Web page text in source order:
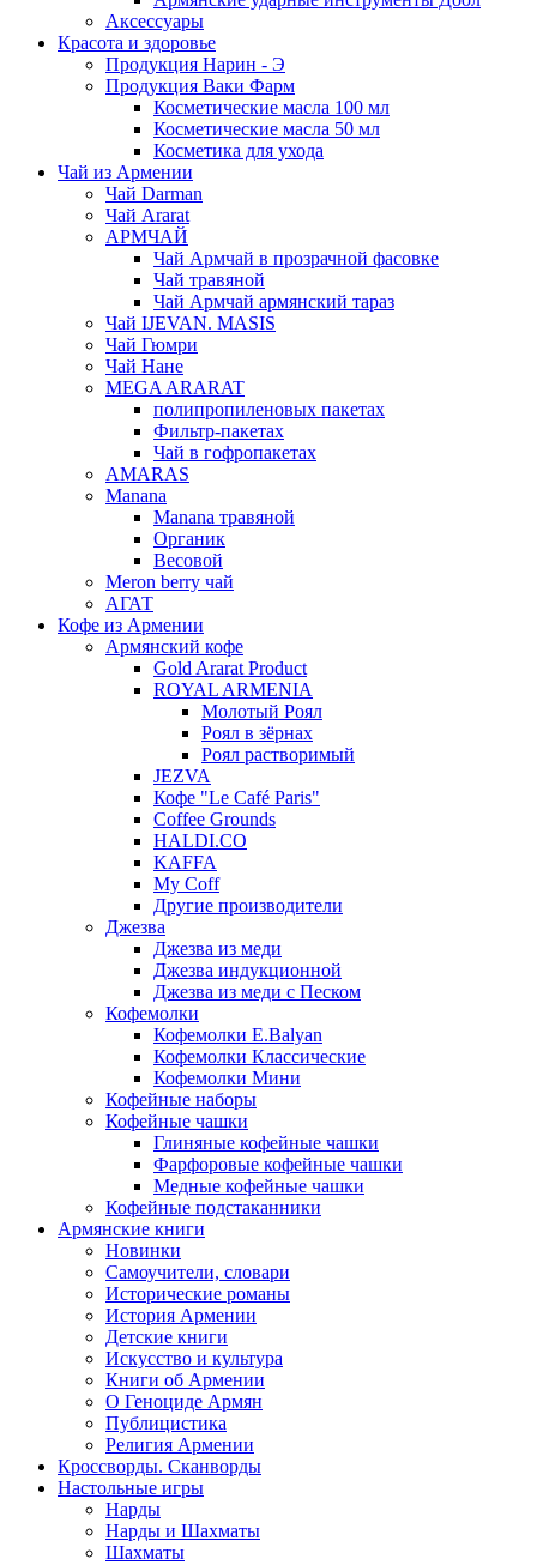
Аксессуары
Красота и здоровье
Продукция Нарин - Э
Продукция Ваки Фарм
Косметические масла 100 мл
Косметические масла 50 мл
Косметика для ухода
Чай из Армении
Чай Darman
Чай Ararat
АРМЧАЙ
Чай Армчай в прозрачной фасовке
Чай травяной
Чай Армчай армянский тараз
Чай IJEVAN. MASIS
Чай Гюмри
Чай Нане
MEGA ARARAT
полипропиленовых пакетах
Фильтр-пакетах
Чай в гофропакетах
AMARAS
Manana
Manana травяной
Органик
Весовой
Meron berry чай
АГАТ
Кофе из Армении
Армянский кофе
Gold Ararat Product
ROYAL ARMENIA
Молотый Роял
Роял в зёрнах
Роял растворимый
JEZVA
Кофе "Le Café Paris"
Coffee Grounds
HALDI.CO
KAFFA
My Coff
Другие производители
Джезва
Джезва из меди
Джезва индукционной
Джезва из меди с Песком
Кофемолки
Кофемолки E.Balyan
Кофемолки Классические
Кофемолки Мини
Кофейные наборы
Кофейные чашки
Глиняные кофейные чашки
Фарфоровые кофейные чашки
Медные кофейные чашки
Кофейные подстаканники
Армянские книги
Новинки
Самоучители, словари
Исторические романы
История Армении
Детские книги
Иcкусство и культура
Книги об Армении
О Геноциде Армян
Публицистика
Религия Армении
Кроссворды. Сканворды
Настольные игры
Нарды
Нарды и Шахматы
Шахматы